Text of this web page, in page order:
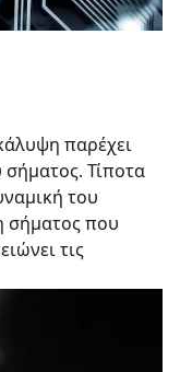
παρέχει
σήματος. Τίποτα
του
σήματος που
τις